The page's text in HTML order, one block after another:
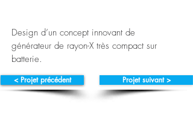
Design d’un concept innovant de
générateur de rayon-X très compact sur
batterie.
Projet suivant >
< Projet précédent